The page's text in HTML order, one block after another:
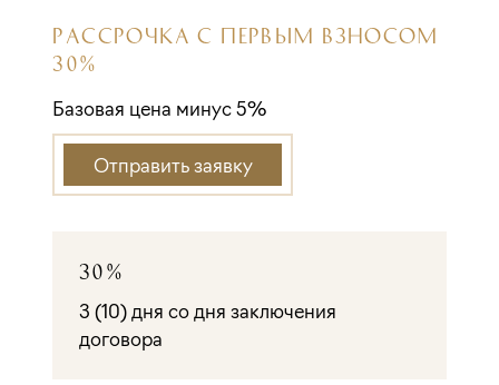
РАССРОЧКА С ПЕРВЫМ ВЗНОСОМ
30%
Базовая цена минус 5%
Отправить заявку
30%
3 (10) дня со дня заключения
договора